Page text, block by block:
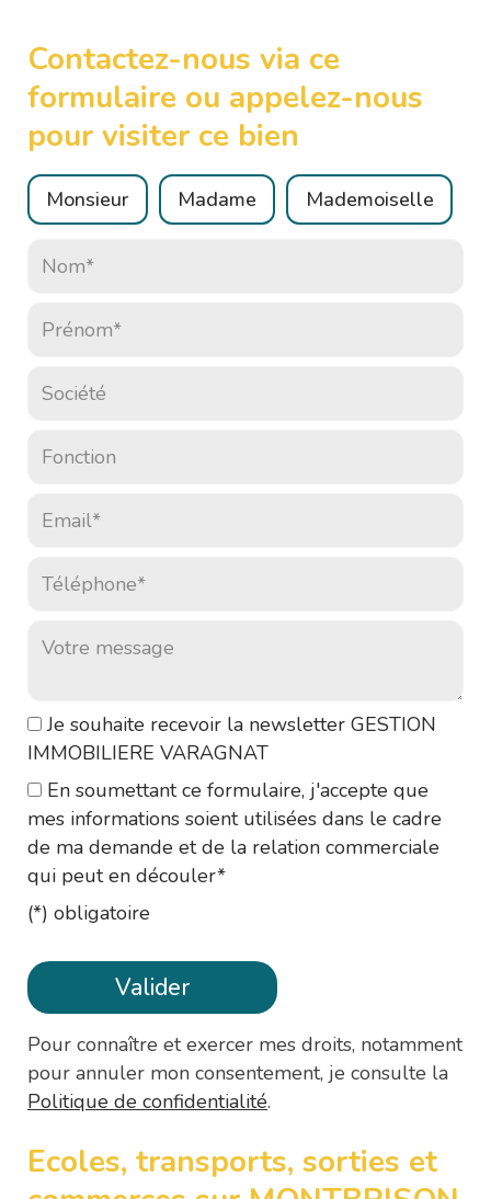
Contactez-nous via ce
formulaire ou appelez-nous
pour visiter ce bien
Civilité :
Monsieur Madame
Mademoiselle
Prénom* :
Société :
Téléphone* :
Je souhaite recevoir la newsletter GESTION
IMMOBILIERE VARAGNAT
En soumettant ce formulaire, j'accepte que
mes informations soient utilisées dans le cadre
de ma demande et de la relation commerciale
qui peut en découler*
(*) obligatoire
Pour connaître et exercer mes droits, notamment
pour annuler mon consentement, je consulte la
Politique de confidentialité.
Ecoles, transports, sorties et